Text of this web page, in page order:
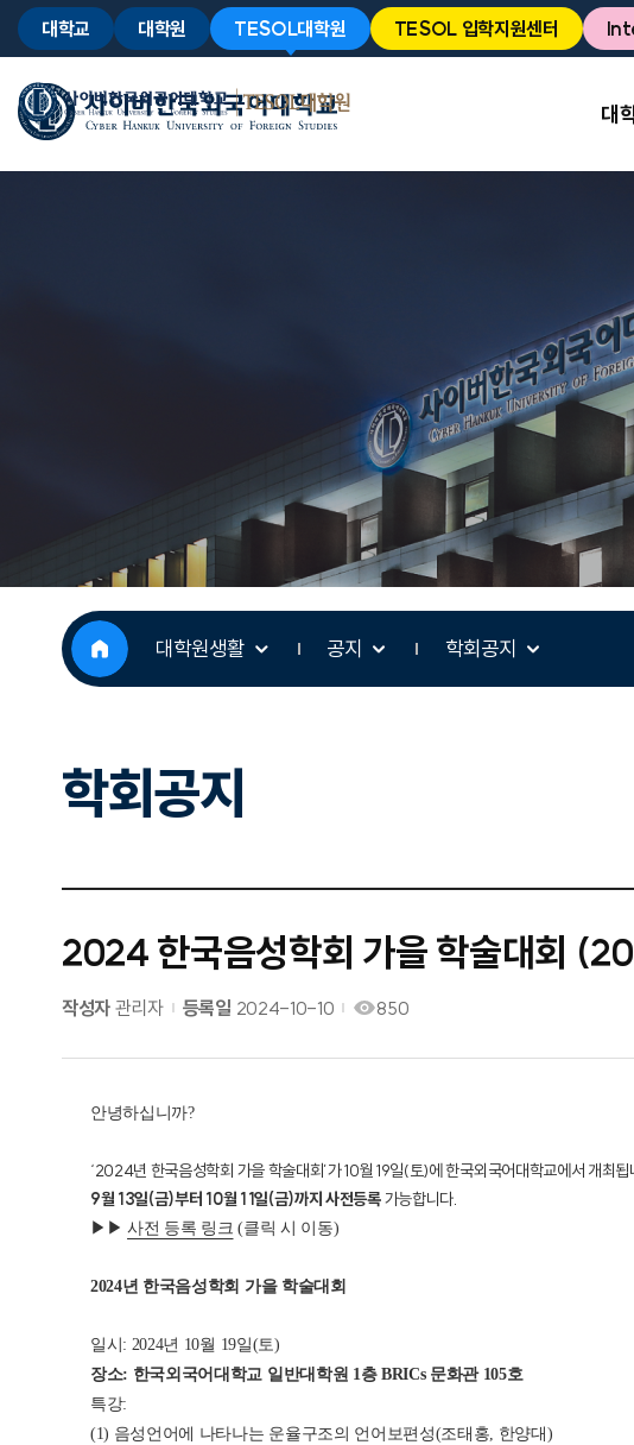
대학교 대학원 TESOL대학원 TESOL 입학지원센터
대
대학원생활 공지 학회공지
학회공지
2024 한국음성학회 가을 학술대회
작성자 관리자 등록일 2024-10-10 850
안녕하십니까?
‘2024년 한국음성학회 가을 학술대회’가 10월 19일(토)에 한국외국어대학교에서 개최됩
9월 13일(금)부터 10월 11일(금)까지 사전등록가능합니다.
▶▶사전 등록 링크 (클릭 시 이동)
2024년 한국음성학회 가을 학술대회
일시: 2024년 10월 19일(토)
장소: 한국외국어대학교 일반대학원 1층 BRICs 문화관 105호
특강:
(1) 음성언어에 나타나는 운율구조의 언어보편성(조태홍, 한양대)